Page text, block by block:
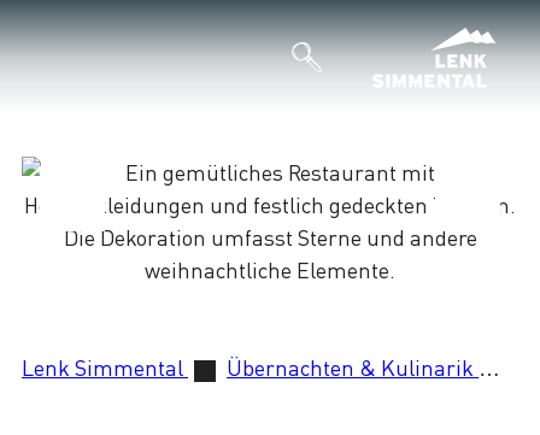
Lade
Lenk Simmental Übernachten & Kulinarik